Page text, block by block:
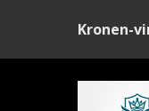
Kronen-